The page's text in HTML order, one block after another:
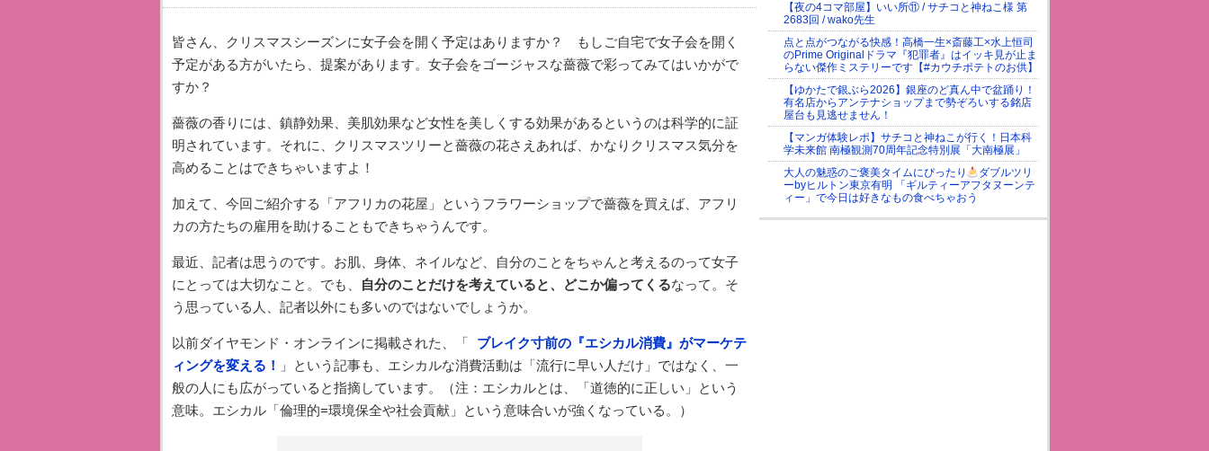
皆さん、クリスマスシーズンに女子会を開く予定はありますか？ もしご自宅で女子会を開く
予定がある方がいたら、提案があります。女子会をゴージャスな薔薇で彩ってみてはいかがで
すか？
薔薇の香りには、鎮静効果、美肌効果など女性を美しくする効果があるというのは科学的に証
明されています。それに、クリスマスツリーと薔薇の花さえあれば、かなりクリスマス気分を
高めることはできちゃいますよ！
加えて、今回ご紹介する「アフリカの花屋」というフラワーショップで薔薇を買えば、アフリ
カの方たちの雇用を助けることもできちゃうんです。
最近、記者は思うのです。お肌、身体、ネイルなど、自分のことをちゃんと考えるのって女子
にとっては大切なこと。でも、
自分のことだけを考えていると、どこか偏ってくるなって。そ
う思っている人、記者以外にも多いのではないでしょうか。
以前ダイヤモンド・オンラインに掲載された、「
ブレイク寸前の『エシカル消費』がマーケテ
ィングを変える！
」という記事も、エシカルな消費活動は「流行に早い人だけ」ではなく、一
般の人にも広がっていると指摘しています。（注：エシカルとは、「道徳的に正しい」という
意味。エシカル「倫理的=環境保全や社会貢献」という意味合いが強くなっている。）
【夜の4コマ部屋】いい所⑪ / サチコと神ねこ様 第
2683回 / wako先生
点と点がつながる快感！高橋一生×斎藤工×水上恒司
のPrime Originalドラマ『犯罪者』はイッキ見が止ま
らない傑作ミステリーです【#カウチポテトのお供】
【ゆかたで銀ぶら2026】銀座のど真ん中で盆踊り！
有名店からアンテナショップまで勢ぞろいする銘店
屋台も見逃せません！
【マンガ体験レポ】サチコと神ねこが行く！日本科
学未来館 南極観測70周年記念特別展「大南極展」
大人の魅惑のご褒美タイムにぴったり
ダブルツリ
ーbyヒルトン東京有明 「ギルティーアフタヌーンテ
ィー」で今日は好きなもの食べちゃおう